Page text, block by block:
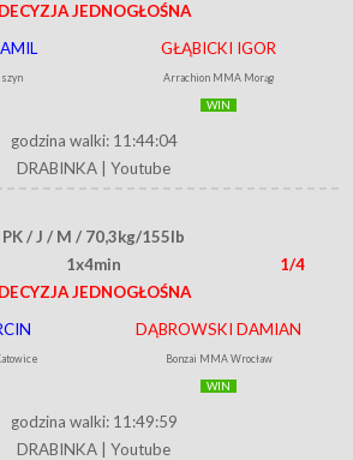
DECYZJA JEDNOGŁOŚNA
GŁĄBICKI IGOR
Arrachion MMA Morąg
WIN
godzina walki: 11:44:04
DRABINKA
Youtube
PK / J / M / 70,3kg/155lb
1x4min
1/4
DECYZJA JEDNOGŁOŚNA
DĄBROWSKI DAMIAN
Bonzai MMA Wrocław
WIN
godzina walki: 11:49:59
DRABINKA
Youtube